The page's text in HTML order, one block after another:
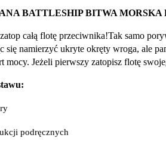
BATTLESHIP BITWA MORSKA
całą flotę przeciwnika!Tak samo
się namierzyć ukryte okręty wroga, ale
mocy. Jeżeli pierwszy zatopisz flotę
podręcznych